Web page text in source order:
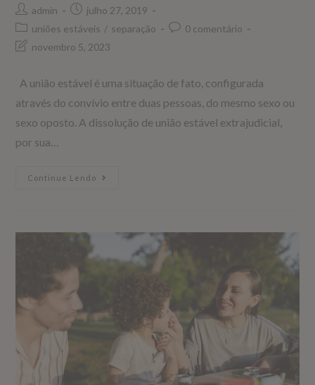
admin
julho 27, 2019
uniões estáveis / separação
0 comentário
novembro 5, 2023
A união estável é uma situação de fato, configurada
através do convívio entre duas pessoas, do mesmo sexo ou
sexo oposto. A dissolução de união estável extrajudicial,
por sua…
Continue Lendo